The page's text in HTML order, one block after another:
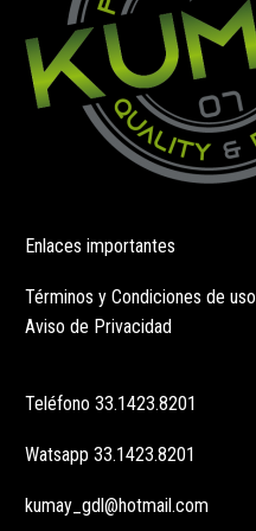
producto
Enlaces importantes
Términos y Condiciones de uso
Aviso de Privacidad
Teléfono 33.1423.8201
Watsapp 33.1423.8201
kumay_gdl@hotmail.com